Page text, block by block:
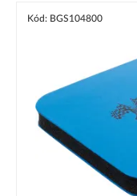
Kód: BGS104800